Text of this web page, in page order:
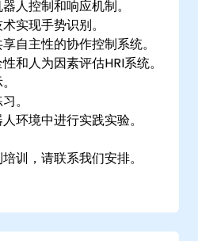
人控制和响应机制。
实现手势识别。
自主性的协作控制系统。
和人为因素评估HRI系统。
。
环境中进行实践实验。
训，请联系我们安排。